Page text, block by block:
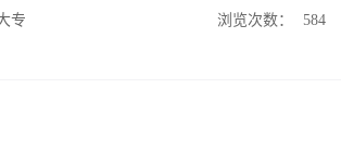
专
浏览次数：
584